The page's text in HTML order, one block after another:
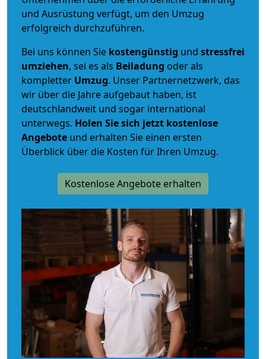
und Ausrüstung verfügt, um den Umzug
erfolgreich durchzuführen.
Bei uns können Sie kostengünstig und stressfrei
umziehen, sei es als Beiladung oder als
kompletter Umzug. Unser Partnernetzwerk, das
wir über die Jahre aufgebaut haben, ist
deutschlandweit und sogar international
unterwegs. Holen Sie sich jetzt kostenlose
Angebote und erhalten Sie einen ersten
Überblick über die Kosten für Ihren Umzug.
Kostenlose Angebote erhalten